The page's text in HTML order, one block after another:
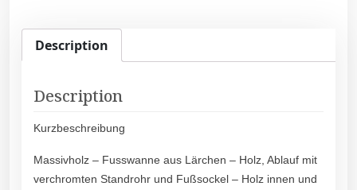
Description
Description
Kurzbeschreibung
Massivholz – Fusswanne aus Lärchen – Holz, Ablauf mit
verchromten Standrohr und Fußsockel – Holz innen und